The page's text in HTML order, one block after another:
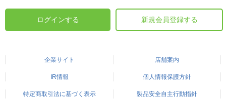
ログインする 新規会員登録する
企業サイト 店舗案内
IR情報 個人情報保護方針
特定商取引法に基づく表示 製品安全自主行動指針